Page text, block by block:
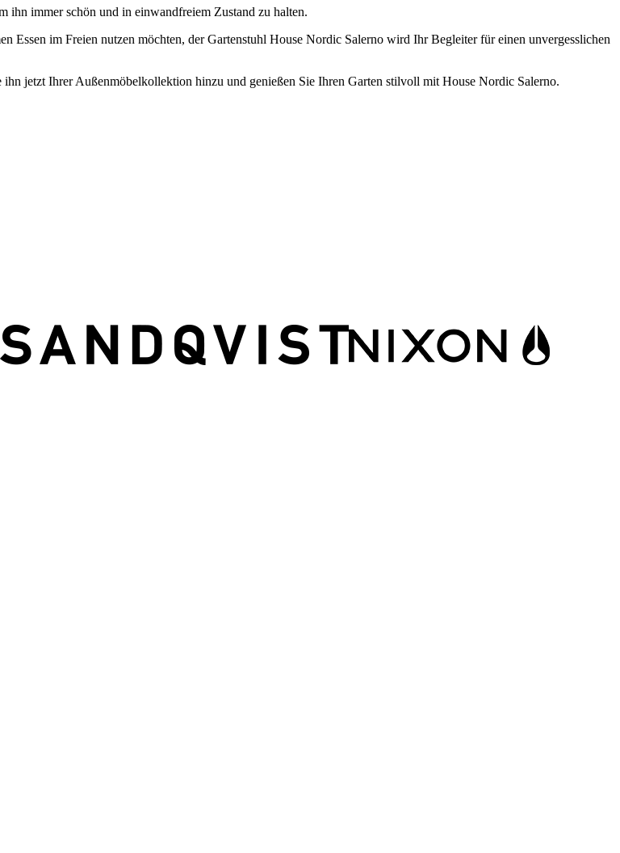
ihn immer schön und in einwandfreiem Zustand zu halten.
Essen im Freien nutzen möchten, der Gartenstuhl House Nordic Salerno wird Ihr Begleiter für einen unvergesslichen
jetzt Ihrer Außenmöbelkollektion hinzu und genießen Sie Ihren Garten stilvoll mit House Nordic Salerno.